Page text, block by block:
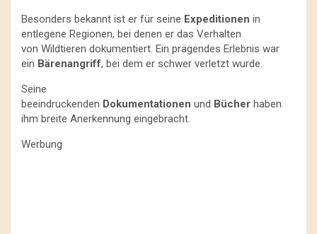
Besonders bekannt ist er für seine Expeditionen in
entlegene Regionen, bei denen er das Verhalten
von Wildtieren dokumentiert. Ein prägendes Erlebnis war
ein Bärenangriff, bei dem er schwer verletzt wurde.
Seine
beeindruckenden Dokumentationen und Bücher haben
ihm breite Anerkennung eingebracht.
Werbung